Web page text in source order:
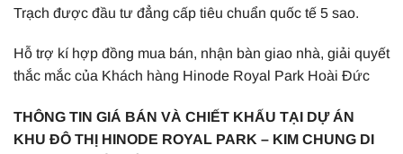
Trạch được đầu tư đẳng cấp tiêu chuẩn quốc tế 5 sao.
Hỗ trợ kí hợp đồng mua bán, nhận bàn giao nhà, giải quyết
thắc mắc của Khách hàng Hinode Royal Park Hoài Đức
THÔNG TIN GIÁ BÁN VÀ CHIẾT KHẤU TẠI DỰ ÁN
KHU ĐÔ THỊ HINODE ROYAL PARK – KIM CHUNG DI